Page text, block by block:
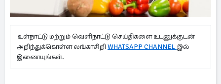
உள்நாட்டு மற்றும் வெளிநாட்டு செய்திகளை உடனுக்குடன்
அறிந்துக்கொள்ள லங்காசிறி WHATSAPP CHANNEL இல்
இணையுங்கள்.